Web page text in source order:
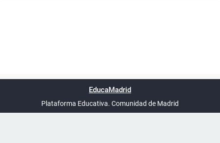
UTC+02:00
phpBB España
EducaMadrid
Plataforma Educativa. Comunidad de Madrid